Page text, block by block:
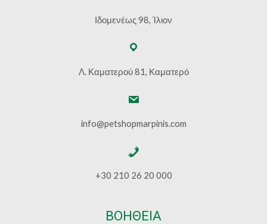
Ιδομενέως 98, Ίλιον
Λ. Καματερού 81, Καματερό
info@petshopmarpinis.com
+30 210 26 20 000
ΒΟΗΘΕΙΑ